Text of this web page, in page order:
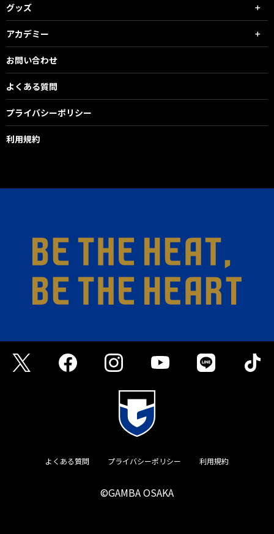
グッズ
アカデミー
お問い合わせ
よくある質問
プライバシーポリシー
利用規約
よくある質問 プライバシーポリシー 利用規約
©GAMBA OSAKA